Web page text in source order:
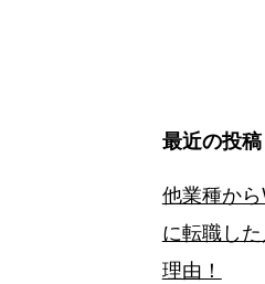
最近の投稿
他業種か
に転職し
理由！